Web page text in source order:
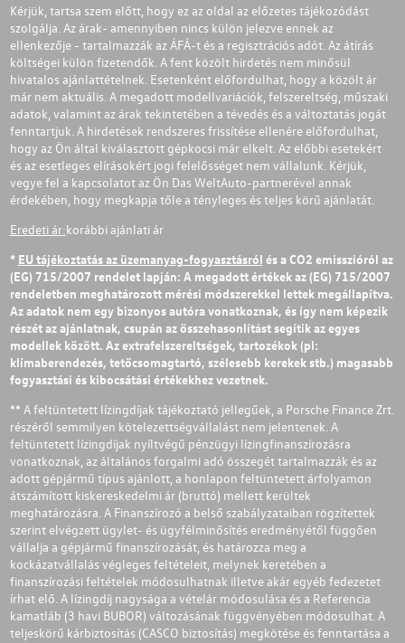
Kérjük, tartsa szem előtt, hogy ez az oldal az előzetes tájékozódást
szolgálja. Az árak- amennyiben nincs külön jelezve ennek az
ellenkezője - tartalmazzák az ÁFÁ-t és a regisztrációs adót. Az átírás
költségei külön fizetendők. A fent közölt hirdetés nem minősül
hivatalos ajánlattételnek. Esetenként előfordulhat, hogy a közölt ár
már nem aktuális. A megadott modellvariációk, felszereltség, műszaki
adatok, valamint az árak tekintetében a tévedés és a változtatás jogát
fenntartjuk. A hirdetések rendszeres frissítése ellenére előfordulhat,
hogy az Ön által kiválasztott gépkocsi már elkelt. Az előbbi esetekért
és az esetleges elírásokért jogi felelősséget nem vállalunk. Kérjük,
vegye fel a kapcsolatot az Ön Das WeltAuto-partnerével annak
érdekében, hogy megkapja tőle a tényleges és teljes körű ajánlatát.
Eredeti ár:korábbi ajánlati ár
* EU tájékoztatás az üzemanyag-fogyasztásról és a CO2 emisszióról az
(EG) 715/2007 rendelet lapján: A megadott értékek az (EG) 715/2007
rendeletben meghatározott mérési módszerekkel lettek megállapítva.
Az adatok nem egy bizonyos autóra vonatkoznak, és így nem képezik
részét az ajánlatnak, csupán az összehasonlítást segítik az egyes
modellek között. Az extrafelszereltségek, tartozékok (pl:
klímaberendezés, tetőcsomagtartó, szélesebb kerekek stb.) magasabb
fogyasztási és kibocsátási értékekhez vezetnek.
** A feltüntetett lízingdíjak tájékoztató jellegűek, a Porsche Finance Zrt.
részéről semmilyen kötelezettségvállalást nem jelentenek. A
feltüntetett lízingdíjak nyíltvégű pénzügyi lízingfinanszírozásra
vonatkoznak, az általános forgalmi adó összegét tartalmazzák és az
adott gépjármű típus ajánlott, a honlapon feltüntetett árfolyamon
átszámított kiskereskedelmi ár (bruttó) mellett kerültek
meghatározásra. A Finanszírozó a belső szabályzataiban rögzítettek
szerint elvégzett ügylet- és ügyfélminősítés eredményétől függően
vállalja a gépjármű finanszírozását, és határozza meg a
kockázatvállalás végleges feltételeit, melynek keretében a
finanszírozási feltételek módosulhatnak illetve akár egyéb fedezetet
írhat elő. A lízingdíj nagysága a vételár módosulása és a Referencia
kamatláb (3 havi BUBOR) változásának függvényében módosulhat. A
teljeskörű kárbiztosítás (CASCO biztosítás) megkötése és fenntartása a